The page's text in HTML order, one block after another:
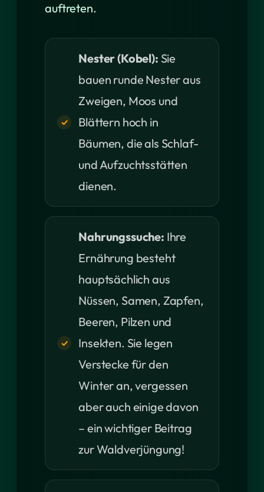
auftreten.
Nester (Kobel): Sie
bauen runde Nester aus
Zweigen, Moos und
Blättern hoch in
Bäumen, die als Schlaf-
und Aufzuchtsstätten
dienen.
Nahrungssuche: Ihre
Ernährung besteht
hauptsächlich aus
Nüssen, Samen, Zapfen,
Beeren, Pilzen und
Insekten. Sie legen
Verstecke für den
Winter an, vergessen
aber auch einige davon
– ein wichtiger Beitrag
zur Waldverjüngung!